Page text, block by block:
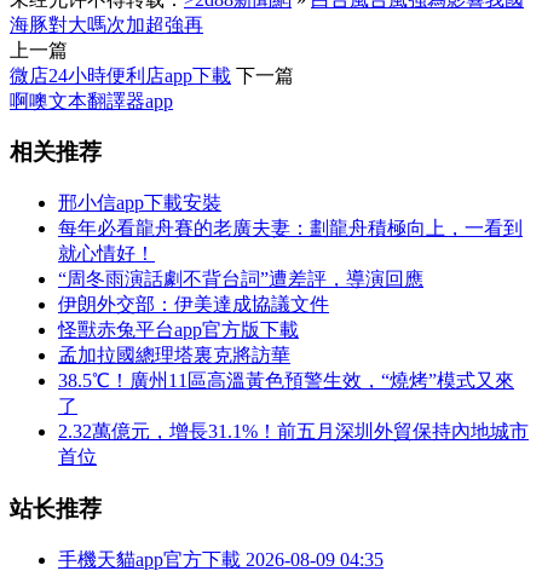
海豚對大嗎次加超強再
上一篇
微店24小時便利店app下載 下一篇
啊噢文本翻譯器app
相关推荐
邢小信app下載安裝
每年必看龍舟賽的老廣夫妻：劃龍舟積極向上，一看到
就心情好！
“周冬雨演話劇不背台詞”遭差評，導演回應
伊朗外交部：伊美達成協議文件
怪獸赤兔平台app官方版下載
孟加拉國總理塔裏克將訪華
38.5℃！廣州11區高溫黃色預警生效，“燒烤”模式又來
了
2.32萬億元，增長31.1%！前五月深圳外貿保持內地城市
首位
站长推荐
手機天貓app官方下載 2026-08-09 04:35